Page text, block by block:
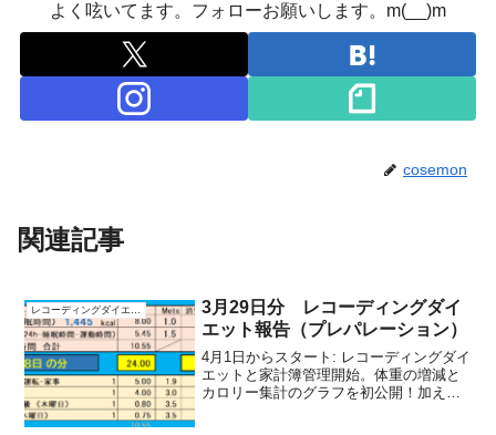
よく呟いてます。フォローお願いします。m(__)m
cosemon
関連記事
レコーディングダイエット
3月29日分 レコーディングダイ
エット報告（プレパレーション）
4月1日からスタート: レコーディングダイ
エットと家計簿管理開始。体重の増減と
カロリー集計のグラフを初公開！加え